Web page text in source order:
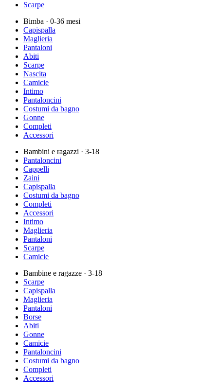
Scarpe
Bimba · 0-36 mesi
Capispalla
Maglieria
Pantaloni
Abiti
Scarpe
Nascita
Camicie
Intimo
Pantaloncini
Costumi da bagno
Gonne
Completi
Accessori
Bambini e ragazzi · 3-18
Pantaloncini
Cappelli
Zaini
Capispalla
Costumi da bagno
Completi
Accessori
Intimo
Maglieria
Pantaloni
Scarpe
Camicie
Bambine e ragazze · 3-18
Scarpe
Capispalla
Maglieria
Pantaloni
Borse
Abiti
Gonne
Camicie
Pantaloncini
Costumi da bagno
Completi
Accessori